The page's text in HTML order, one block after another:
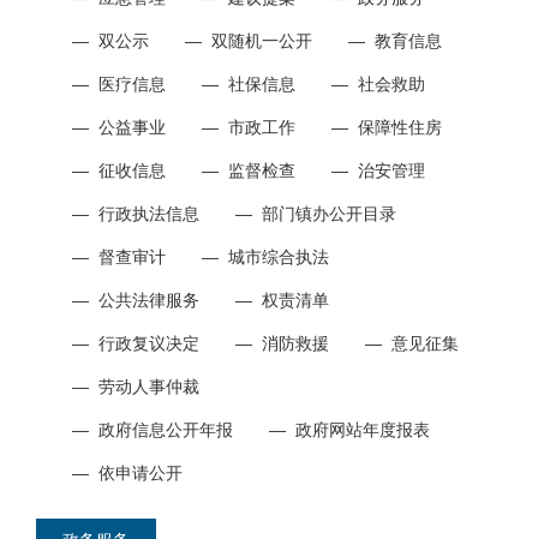
— 双公示 — 双随机一公开 — 教育信息
— 医疗信息 — 社保信息 — 社会救助
— 公益事业 — 市政工作 — 保障性住房
— 征收信息 — 监督检查 — 治安管理
— 行政执法信息 — 部门镇办公开目录
— 督查审计 — 城市综合执法
— 公共法律服务 — 权责清单
— 行政复议决定 — 消防救援 — 意见征集
— 劳动人事仲裁
— 政府信息公开年报 — 政府网站年度报表
— 依申请公开